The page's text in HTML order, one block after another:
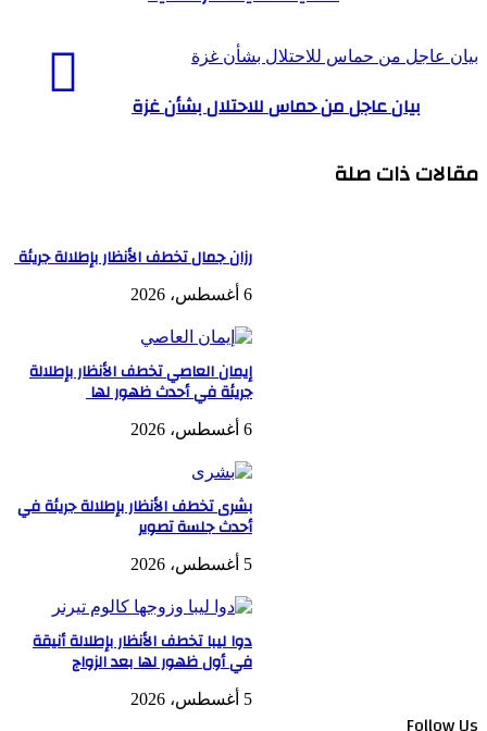
بيان عاجل من حماس للاحتلال بشأن غزة
بيان عاجل من حماس للاحتلال بشأن غزة
مقالات ذات صلة
رزان جمال تخطف الأنظار بإطلالة جريئة
6 أغسطس، 2026
إيمان العاصي تخطف الأنظار بإطلالة
جريئة في أحدث ظهور لها
6 أغسطس، 2026
بشرى تخطف الأنظار بإطلالة جريئة في
أحدث جلسة تصوير
5 أغسطس، 2026
دوا ليبا تخطف الأنظار بإطلالة أنيقة
في أول ظهور لها بعد الزواج
5 أغسطس، 2026